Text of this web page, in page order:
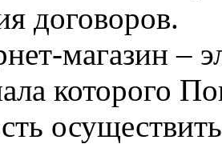
договоров.
магазин –
которого